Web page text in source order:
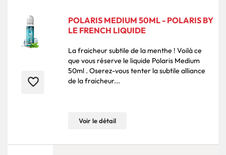
favorite_border
POLARIS MEDIUM 50ML - POLARIS BY
LE FRENCH LIQUIDE
La fraicheur subtile de la menthe ! Voilà ce
que vous réserve le liquide Polaris Medium
50ml . Oserez-vous tenter la subtile alliance
de la fraicheur...
Voir le détail